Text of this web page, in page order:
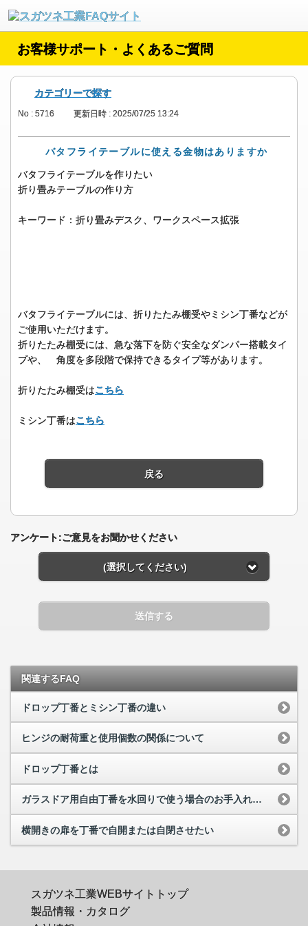
お客様サポート・よくあるご質問
カテゴリーで探す
No : 5716 更新日時 : 2025/07/25 13:24
バタフライテーブルに使える金物はありますか
バタフライテーブルを作りたい
折り畳みテーブルの作り方
キーワード：折り畳みデスク、ワークスペース拡張
バタフライテーブルには、折りたたみ棚受やミシン丁番などが
ご使用いただけます。
折りたたみ棚受には、急な落下を防ぐ安全なダンパー搭載タイ
プや、 角度を多段階で保持できるタイプ等があります。
折りたたみ棚受はこちら
ミシン丁番はこちら
戻る
アンケート:ご意見をお聞かせください
(選択してください)
送信する
関連するFAQ
ドロップ丁番とミシン丁番の違い
ヒンジの耐荷重と使用個数の関係について
ドロップ丁番とは
ガラスドア用自由丁番を水回りで使う場合のお手入れ方法
横開きの扉を丁番で自開または自閉させたい
スガツネ工業WEBサイトトップ
製品情報・カタログ